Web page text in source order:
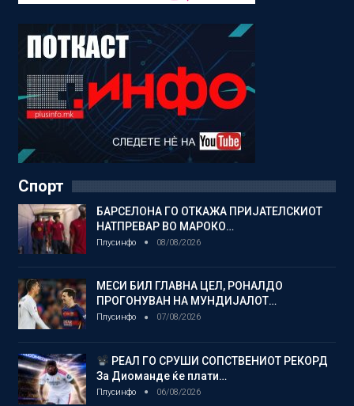
Спорт
БАРСЕЛОНА ГО ОТКАЖА ПРИЈАТЕЛСКИОТ
НАТПРЕВАР ВО МАРОКО…
Плусинфо 08/08/2026
МЕСИ БИЛ ГЛАВНА ЦЕЛ, РОНАЛДО
ПРОГОНУВАН НА МУНДИЈАЛОТ…
Плусинфо 07/08/2026
РЕАЛ ГО СРУШИ СОПСТВЕНИОТ РЕКОРД
За Диоманде ќе плати…
Плусинфо 06/08/2026